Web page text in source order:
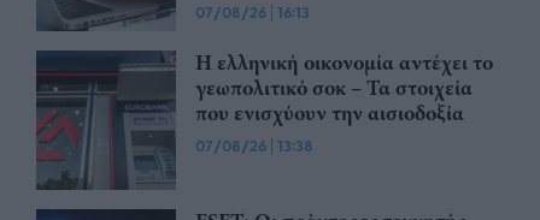
07/08/26 | 16:13
Η ελληνική οικονομία αντέχει το
γεωπολιτικό σοκ – Τα στοιχεία
που ενισχύουν την αισιοδοξία
07/08/26 | 13:38